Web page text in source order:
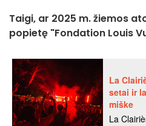
Taigi, ar 2025 m. žiemos
popietę "Fondation Louis